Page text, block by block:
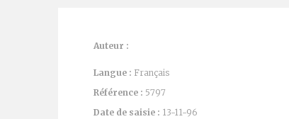
Auteur :
Langue : Français
Référence : 5797
Date de saisie : 13-11-96